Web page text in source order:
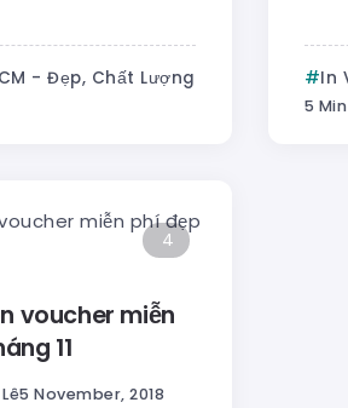
- Đẹp, Chất Lượng In
5
4
voucher miễn
11
5 November, 2018